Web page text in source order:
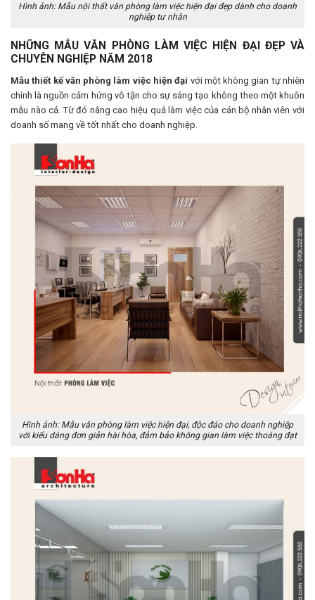
Hình ảnh: Mẫu nội thất văn phòng làm việc hiện đại đẹp dành cho doanh
nghiệp tư nhân
NHỮNG MẪU VĂN PHÒNG LÀM VIỆC HIỆN ĐẠI ĐẸP VÀ
CHUYÊN NGHIỆP NĂM 2018
Mẫu thiết kế văn phòng làm việc hiện đại với một không gian tự nhiên
chính là nguồn cảm hứng vô tận cho sự sáng tạo không theo một khuôn
mẫu nào cả. Từ đó nâng cao hiệu quả làm việc của cán bộ nhân viên với
doanh số mang về tốt nhất cho doanh nghiệp.
Hình ảnh: Mẫu văn phòng làm việc hiện đại, độc đáo cho doanh nghiệp
với kiểu dáng đơn giản hài hòa, đảm bảo không gian làm việc thoáng đạt